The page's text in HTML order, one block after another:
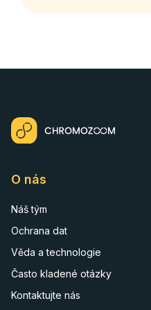
O nás
Náš tým
Ochrana dat
Věda a technologie
Často kladené otázky
Kontaktujte nás